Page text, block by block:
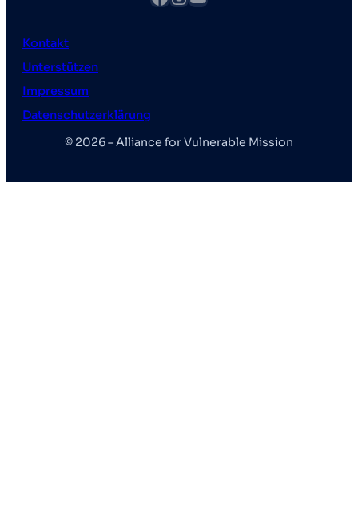
Kontakt
Unterstützen
Impressum
Datenschutzerklärung
© 2026 – Alliance for Vulnerable Mission